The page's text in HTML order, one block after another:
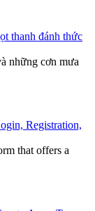
thanh đánh thức
những cơn mưa
Registration,
that offers a